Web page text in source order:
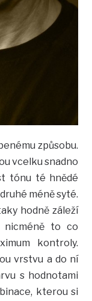
způsobu.
vcelku snadno
tónu té hnědé
méně syté.
hodně záleží
nicméně to co
kontroly.
vrstvu a do ní
s hodnotami
kterou si